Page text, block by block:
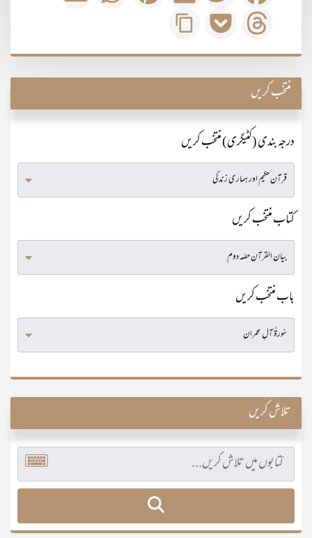
منتخب کریں
درجہ بندی (کٹیگری) منتخب کریں
کتاب منتخب کریں
باب منتخب کریں
تلاش کریں